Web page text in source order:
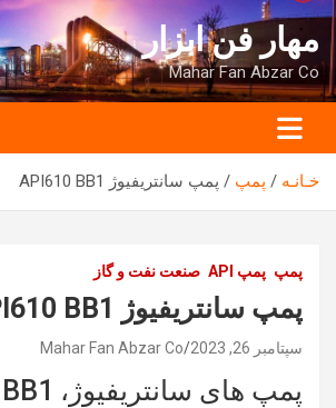
به
محتوا
برویدمهار فن ابزار
Mahar Fan Abzar Co
خـانـه پمپ پمپ سانتریفیوژ API610 BB1
پمپ پمپ API صنعت نفت و گاز
پمپ سانتریفیوژ API610 BB1
سپتامبر 26, 2023 Mahar Fan Abzar Co
پمپ های سانتریفیوژ، API 610 BB1